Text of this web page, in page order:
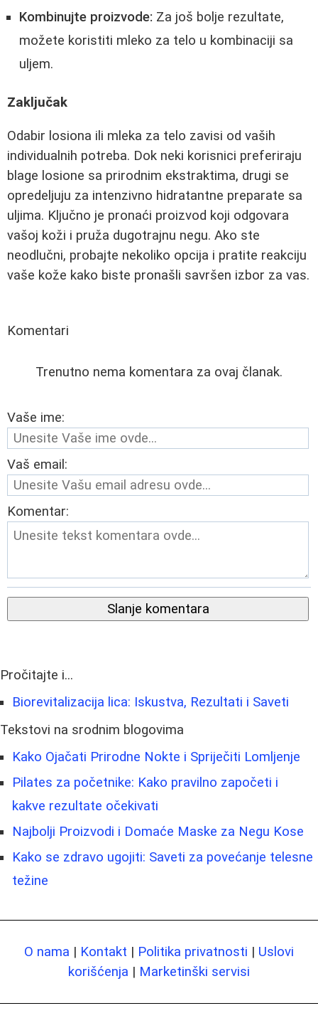
Kombinujte proizvode: Za još bolje rezultate,
možete koristiti mleko za telo u kombinaciji sa
uljem.
Zaključak
Odabir losiona ili mleka za telo zavisi od vaših
individualnih potreba. Dok neki korisnici preferiraju
blage losione sa prirodnim ekstraktima, drugi se
opredeljuju za intenzivno hidratantne preparate sa
uljima. Ključno je pronaći proizvod koji odgovara
vašoj koži i pruža dugotrajnu negu. Ako ste
neodlučni, probajte nekoliko opcija i pratite reakciju
vaše kože kako biste pronašli savršen izbor za vas.
Komentari
Trenutno nema komentara za ovaj članak.
Vaše ime:
Vaš email:
Komentar:
Slanje komentara
Pročitajte i...
Biorevitalizacija lica: Iskustva, Rezultati i Saveti
Tekstovi na srodnim blogovima
Kako Ojačati Prirodne Nokte i Spriječiti Lomljenje
Pilates za početnike: Kako pravilno započeti i
kakve rezultate očekivati
Najbolji Proizvodi i Domaće Maske za Negu Kose
Kako se zdravo ugojiti: Saveti za povećanje telesne
težine
O nama | Kontakt | Politika privatnosti | Uslovi
korišćenja | Marketinški servisi